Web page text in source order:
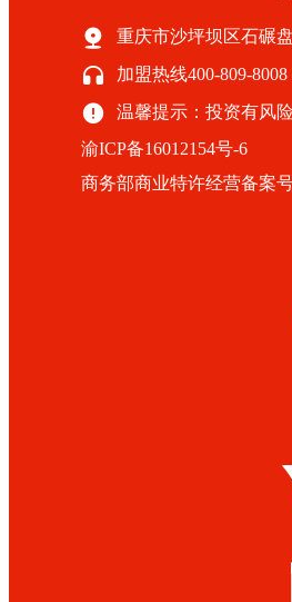
重庆市沙坪坝区石碾
加盟热线400-809-8008
温馨提示：投资有风
渝ICP备16012154号-6
商务部商业特许经营备案号